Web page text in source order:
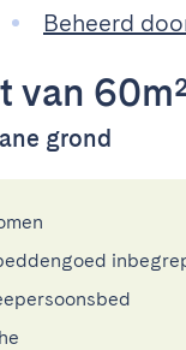
Beheerd
van
grond